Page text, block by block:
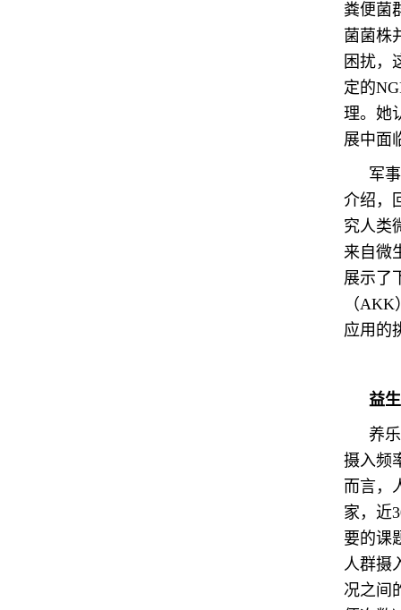
粪便菌
菌菌株
困扰，
定的
理。她
展中面
军
介绍，
究人类
来自微
展示了
（
应用的
益
养
摄入频
而言，
家，近
要的课
人群摄
况之间